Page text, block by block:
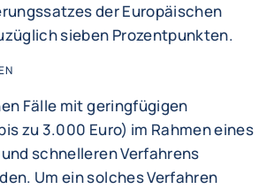
der Europäischen
sieben Prozentpunkten.
Fälle mit geringfügigen
zu 3.000 Euro) im Rahmen eines
schnelleren Verfahrens
Um ein solches Verfahren